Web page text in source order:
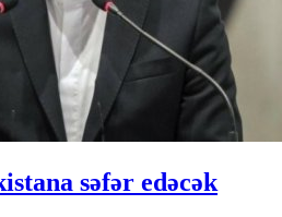
səfər edəcək